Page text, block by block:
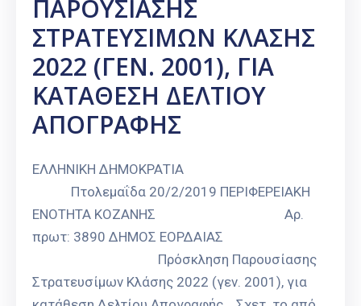
ΠΑΡΟΥΣΙΑΣΗΣ
ΣΤΡΑΤΕΥΣΙΜΩΝ ΚΛΑΣΗΣ
2022 (ΓΕΝ. 2001), ΓΙΑ
ΚΑΤΑΘΕΣΗ ΔΕΛΤΙΟΥ
ΑΠΟΓΡΑΦΗΣ
ΕΛΛΗΝΙΚΗ ΔΗΜΟΚΡΑΤΙΑ
Πτολεμαΐδα 20/2/2019 ΠΕΡΙΦΕΡΕΙΑΚΗ
ΕΝΟΤΗΤΑ ΚΟΖΑΝΗΣ Αρ.
πρωτ: 3890 ΔΗΜΟΣ ΕΟΡΔΑΙΑΣ
Πρόσκληση Παρουσίασης
Στρατευσίμων Κλάσης 2022 (γεν. 2001), για